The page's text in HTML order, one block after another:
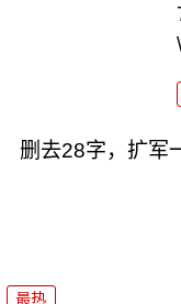
删去28字，扩军
最热